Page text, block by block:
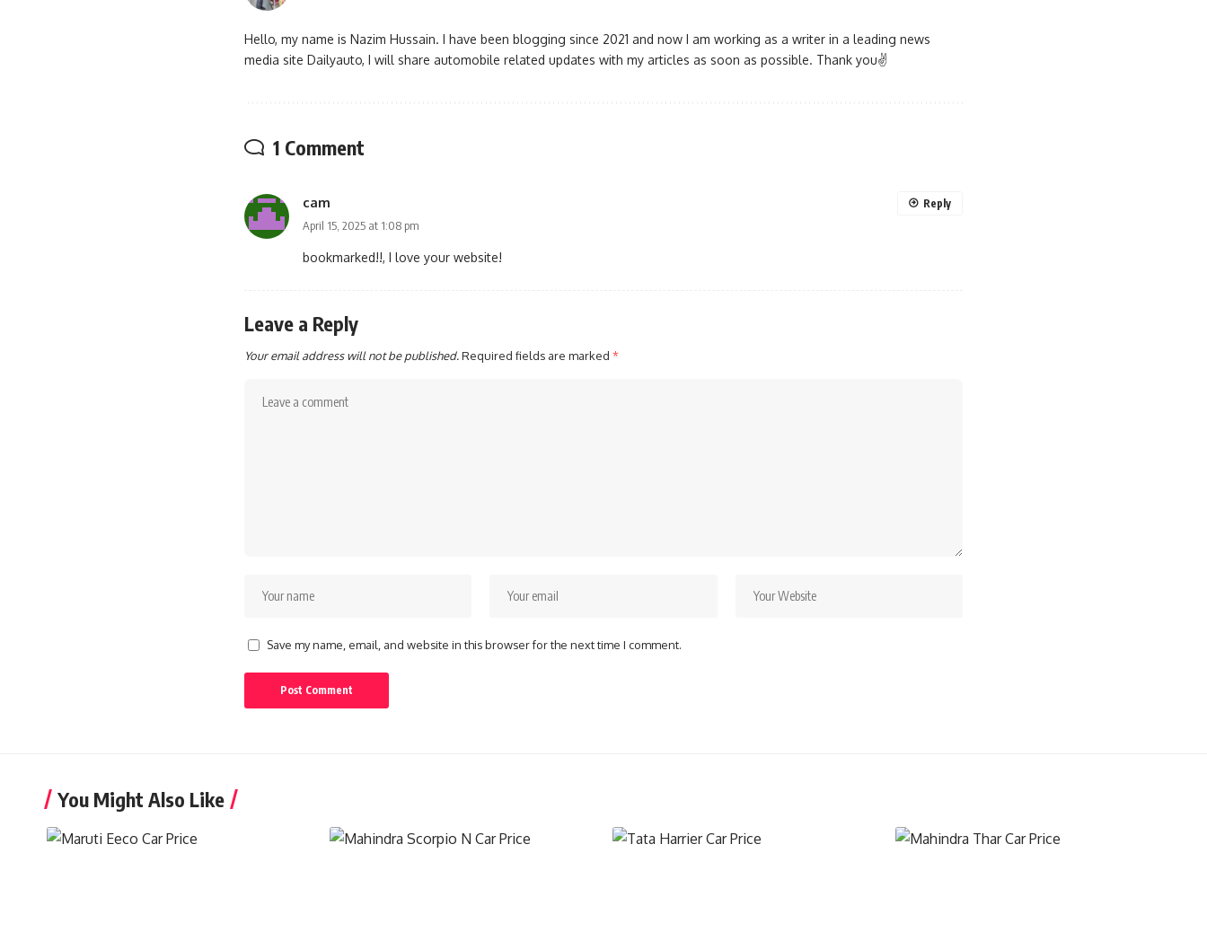
Hello, my name is Nazim Hussain. I have been blogging since 2021 and now I am working as a writer in a leading news
media site Dailyauto, I will share automobile related updates with my articles as soon as possible. Thank you✌
1 Comment
cam
April 15, 2025 at 1:08 pm
bookmarked!!, I love your website!
Reply
Leave a Reply
Your email address will not be published.Required fields are marked *
Save my name, email, and website in this browser for the next time I comment.
You Might Also Like